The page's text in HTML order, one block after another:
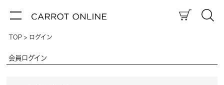
TOP ログイン
会員ログイン